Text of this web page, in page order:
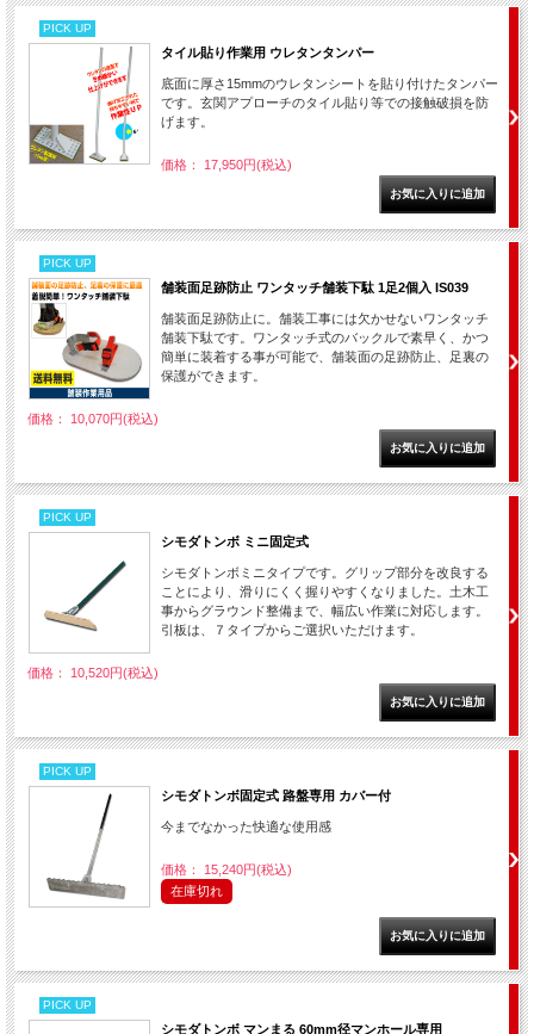
PICK UP
タイル貼り作業用 ウレタンタンパー
底面に厚さ15mmのウレタンシートを貼り付けたタンパー
です。玄関アプローチのタイル貼り等での接触破損を防
げます。
価格： 17,950円(税込)
PICK UP
舗装面足跡防止 ワンタッチ舗装下駄 1足2個入 IS039
舗装面足跡防止に。舗装工事には欠かせないワンタッチ
舗装下駄です。ワンタッチ式のバックルで素早く、かつ
簡単に装着する事が可能で、舗装面の足跡防止、足裏の
保護ができます。
価格： 10,070円(税込)
PICK UP
シモダトンボ ミニ固定式
シモダトンボミニタイプです。グリップ部分を改良する
ことにより、滑りにくく握りやすくなりました。土木工
事からグラウンド整備まで、幅広い作業に対応します。
引板は、７タイプからご選択いただけます。
価格： 10,520円(税込)
PICK UP
シモダトンボ固定式 路盤専用 カバー付
今までなかった快適な使用感
価格： 15,240円(税込)
在庫切れ
PICK UP
シモダトンボ マンまる 60mm径マンホール専用